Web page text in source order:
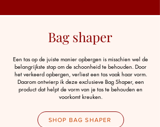
Bag shaper
Een tas op de juiste manier opbergen is misschien wel de
belangrijkste stap om de schoonheid te behouden. Door
het verkeerd opbergen, verliest een tas vaak haar vorm.
Daarom ontwierp ik deze exclusieve Bag Shaper, een
product dat helpt de vorm van je tas te behouden en
voorkomt kreuken.
SHOP BAG SHAPER